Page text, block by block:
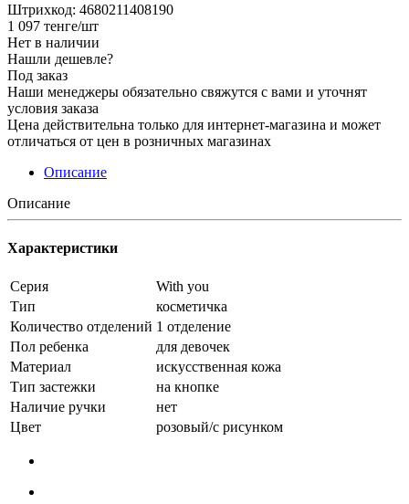
Штрихкод: 4680211408190
1 097 тенге/шт
Нет в наличии
Нашли дешевле?
Под заказ
Наши менеджеры обязательно свяжутся с вами и уточнят
условия заказа
Цена действительна только для интернет-магазина и может
отличаться от цен в розничных магазинах
Описание
Описание
Характеристики
Серия
With you
Тип
косметичка
Количество отделений 1 отделение
Пол ребенка
для девочек
Материал
искусственная кожа
Тип застежки
на кнопке
Наличие ручки
нет
Цвет
розовый/с рисунком